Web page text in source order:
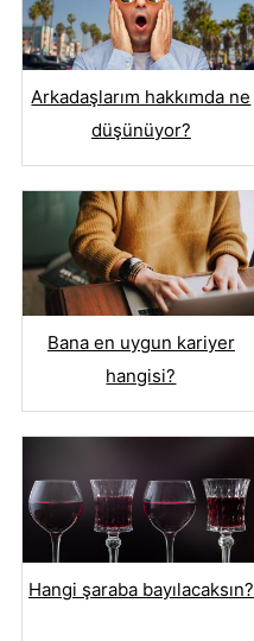
Arkadaşlarım hakkımda ne
düşünüyor?
Bana en uygun kariyer
hangisi?
Hangi şaraba bayılacaksın?